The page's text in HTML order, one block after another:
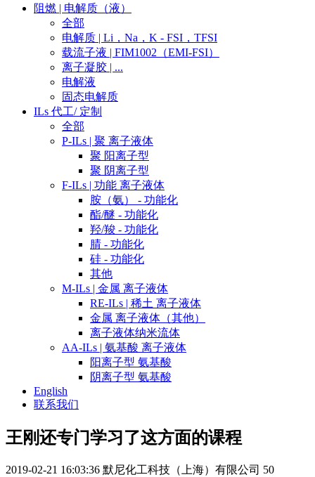
阻燃 | 电解质（液）
全部
电解质 | Li，Na，K - FSI，TFSI
载流子液 | FIM1002（EMI-FSI）
离子凝胶 | ...
电解液
固态电解质
ILs 代工/ 定制
全部
P-ILs | 聚 离子液体
聚 阳离子型
聚 阴离子型
F-ILs | 功能 离子液体
胺（氨） - 功能化
酯/醚 - 功能化
羟/羧 - 功能化
腈 - 功能化
硅 - 功能化
其他
M-ILs | 金属 离子液体
RE-ILs | 稀土 离子液体
金属 离子液体（其他）
离子液体纳米流体
AA-ILs | 氨基酸 离子液体
阳离子型 氨基酸
阴离子型 氨基酸
English
联系我们
王刚还专门学习了这方面的课程
2019-02-21 16:03:36 默尼化工科技（上海）有限公司 50